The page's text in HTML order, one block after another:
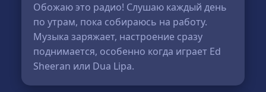
Обожаю это радио! Слушаю каждый день
по утрам, пока собираюсь на работу.
Музыка заряжает, настроение сразу
поднимается, особенно когда играет Ed
Sheeran или Dua Lipa.